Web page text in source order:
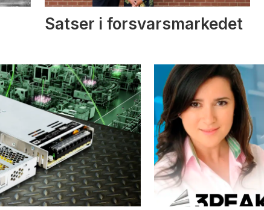
Satser i forsvarsmarkedet